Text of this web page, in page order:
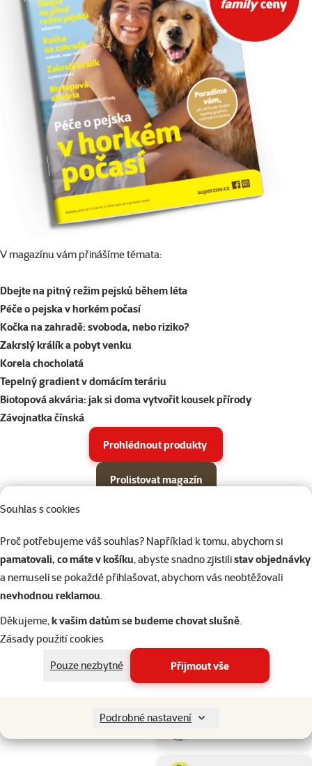
Souhlas s cookies
Proč potřebujeme váš souhlas? Například k tomu, abychom si
pamatovali, co máte v košíku, abyste snadno zjistilistav objednávky
a nemuseli se pokaždé přihlašovat, abychom vás neobtěžovali
nevhodnou reklamou.
Děkujeme,k vašim datům se budeme chovat slušně.
Zásady použití cookies
Pouze nezbytné
Přijmout vše
Podrobné nastavení
V magazínu vám přinášíme témata:
Dbejte na pitný režim pejsků během léta
Péče o pejska v horkém počasí
Kočka na zahradě: svoboda, nebo riziko?
Zakrslý králík a pobyt venku
Korela chocholatá
Tepelný gradient v domácím teráriu
Biotopová akvária: jak si doma vytvořit kousek přírody
Závojnatka čínská
Prohlédnout produkty
Prolistovat magazín
Podkategorie
Psi
Ptáci